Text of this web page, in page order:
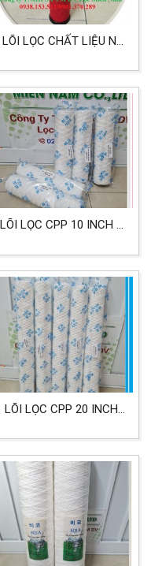
LÕI LỌC CHẤT LIỆU NỈ
LỌC DẦU MÁY NÉN KHÍ
LÕI LỌC CPP 10 INCH 5
CHẤT CÔNG NGHIỆP,
LỌC SƠN
LÕI LỌC CPP 20 INCH
CÔNG NGHIỆP, LỌC HỆ
THỐNG XI MẠ